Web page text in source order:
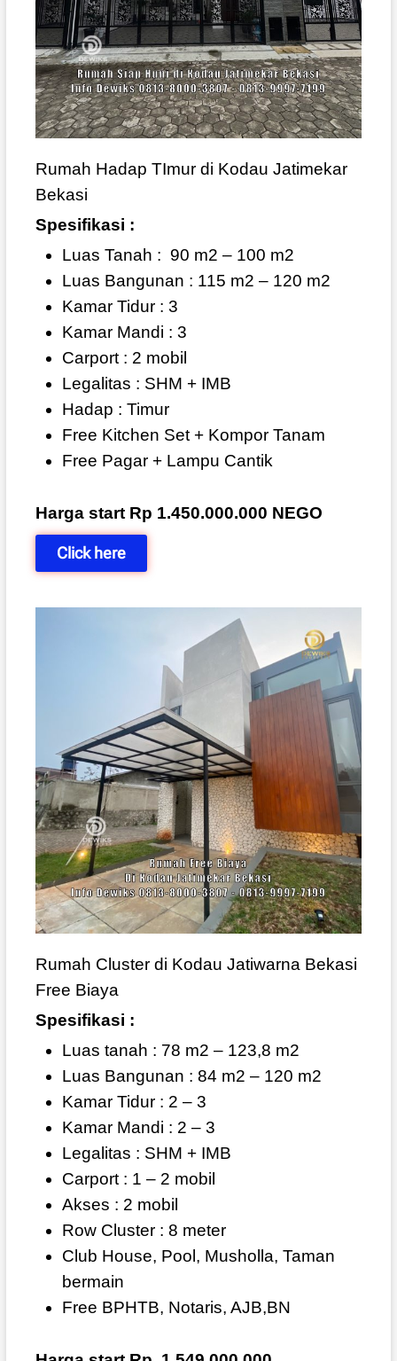
Rumah Hadap TImur di Kodau Jatimekar
Bekasi
Spesifikasi :
Luas Tanah : 90 m2 – 100 m2
Luas Bangunan : 115 m2 – 120 m2
Kamar Tidur : 3
Kamar Mandi : 3
Carport : 2 mobil
Legalitas : SHM + IMB
Hadap : Timur
Free Kitchen Set + Kompor Tanam
Free Pagar + Lampu Cantik
Harga start Rp 1.450.000.000 NEGO
Click here
Rumah Cluster di Kodau Jatiwarna Bekasi
Free Biaya
Spesifikasi :
Luas tanah : 78 m2 – 123,8 m2
Luas Bangunan : 84 m2 – 120 m2
Kamar Tidur : 2 – 3
Kamar Mandi : 2 – 3
Legalitas : SHM + IMB
Carport : 1 – 2 mobil
Akses : 2 mobil
Row Cluster : 8 meter
Club House, Pool, Musholla, Taman
bermain
Free BPHTB, Notaris, AJB,BN